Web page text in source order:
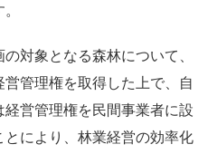
対象となる森林について、
管理権を取得した上で、自
営管理権を民間事業者に設
により、林業経営の効率化